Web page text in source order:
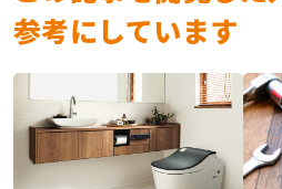
参考にしています